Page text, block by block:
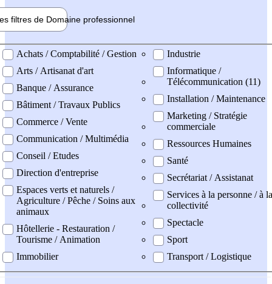
filtres de Domaine professionnel
professionel
Achats / Comptabilité / Gestion
Arts / Artisanat d'art
Banque / Assurance
Bâtiment / Travaux Publics
Commerce / Vente
Communication / Multimédia
Conseil / Etudes
Direction d'entreprise
Espaces verts et naturels /
Agriculture / Pêche / Soins aux
animaux
Hôtellerie - Restauration /
Tourisme / Animation
Immobilier
Industrie
Informatique /
Télécommunication (11)
Installation / Maintenance
Marketing / Stratégie
commerciale
Ressources Humaines
Santé
Secrétariat / Assistanat
Services à la personne / à la
collectivité
Spectacle
Sport
Transport / Logistique